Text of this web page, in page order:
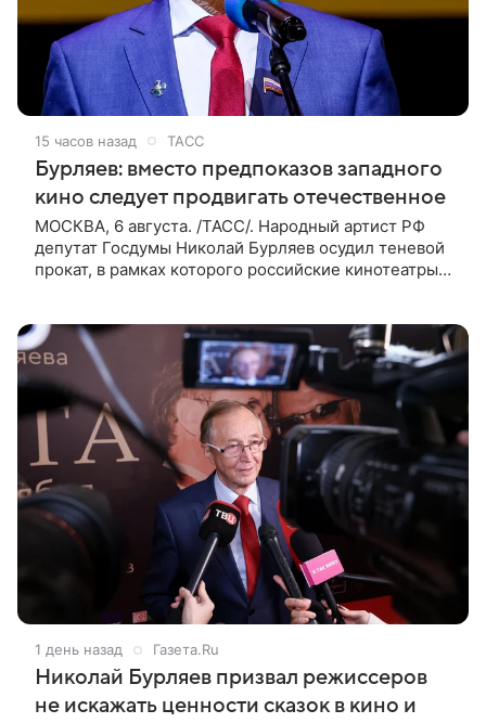
15 часов назад ТАСС
Бурляев: вместо предпоказов западного
кино следует продвигать отечественное
МОСКВА, 6 августа. /ТАСС/. Народный артист РФ
депутат Госдумы Николай Бурляев осудил теневой
прокат, в рамках которого российские кинотеатры
1 день назад Газета.Ru
Николай Бурляев призвал режиссеров
не искажать ценности сказок в кино и